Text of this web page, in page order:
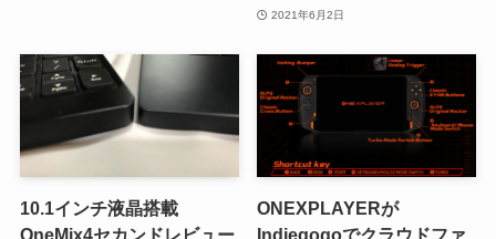
2021年6月2日
10.1インチ液晶搭載
OneMix4セカンドレビュー
ONEXPLAYERが
Indiegogoでクラウドファ